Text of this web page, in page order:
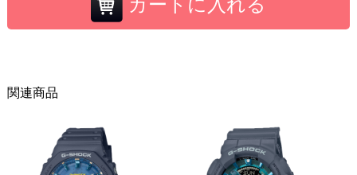
カートに入れる
関連商品